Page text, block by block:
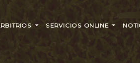
SERVICIOS ONLINE